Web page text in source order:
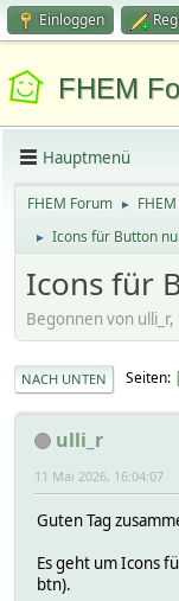
Einloggen
FHEM
Hauptmenü
FHEM Forum ► FHEM
► Icons für Button
Icons für
Begonnen von
NACH UNTEN Seiten
ulli_r
11 Mai 2026, 16:04:07
Guten Tag
Es geht um Icons
btn).